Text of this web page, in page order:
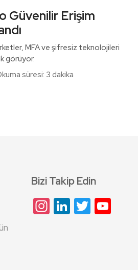
Güvenilir Erişim
MFA ve şifresiz teknolojileri
görüyor.
süresi: 3 dakika
Bizi Takip Edin
Instagram
LinkedIn